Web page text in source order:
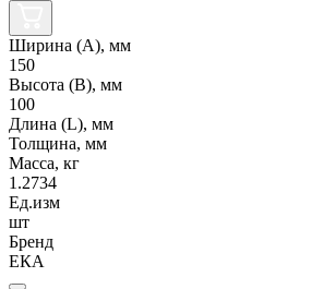
Ширина (А), мм
150
Высота (В), мм
100
Длина (L), мм
Толщина, мм
Масса, кг
1.2734
Ед.изм
шт
Бренд
ЕКА